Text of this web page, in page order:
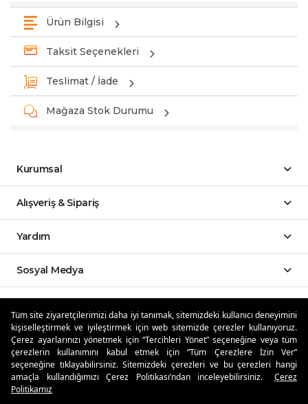
Tüm site ziyaretçilerimizi daha iyi tanımak, sitemizdeki kullanıcı deneyimini
kişiselleştirmek ve iyileştirmek için web sitemizde çerezler kullanıyoruz.
Çerez ayarlarınızı yönetmek için “Tercihleri Yönet” seçeneğine veya tüm
çerezlerin kullanımını kabul etmek için “Tüm Çerezlere İzin Ver”
seçeneğine tıklayabilirsiniz. Sitemizdeki çerezleri ve bu çerezleri hangi
amaçla kullandığımızı Çerez Politikası’ndan inceleyebilirsiniz.
Çerez
Politikamız
Ürün Bilgisi
Taksit Seçenekleri
Teslimat / İade
Mağaza Stok Durumu
Kurumsal
Alışveriş & Sipariş
Yardım
Sosyal Medya
Özdilekteyim'de Taksit Avantajları
Güvenli Alışveriş